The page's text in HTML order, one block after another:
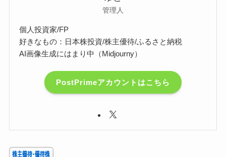
管理人
個人投資家/FP
好きなもの：日本株投資/株主優待/ふるさと納税
AI画像生成にはまり中（Midjourny）
PostPrimeアカウントはこちら